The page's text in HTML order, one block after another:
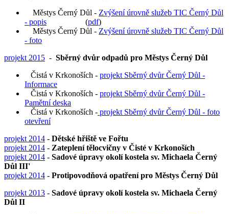
Městys Černý Důl - Zvýšení úrovně služeb TIC Černý Důl
- popis (pdf)
Městys Černý Důl - Zvýšení úrovně služeb TIC Černý Důl
- foto
projekt 2015 - Sběrný dvůr odpadů pro Městys Černý Důl
Čistá v Krkonoších - projekt Sběrný dvůr Černý Důl -
Informace
Čistá v Krkonoších - projekt Sběrný dvůr Černý Důl -
Pamětní deska
Čistá v Krkonoších - projekt Sběrný dvůr Černý Důl - foto
otevření
projekt 2014 - Dětské hřiště ve Fořtu
projekt 2014 - Zateplení tělocvičny v Čisté v Krkonoších
projekt 2014 - Sadové úpravy okolí kostela sv. Michaela Černý
Důl III'
projekt 2014 - Protipovodňová opatření pro Městys Černý Důl
projekt 2013 - Sadové úpravy okolí kostela sv. Michaela Černý
Důl II